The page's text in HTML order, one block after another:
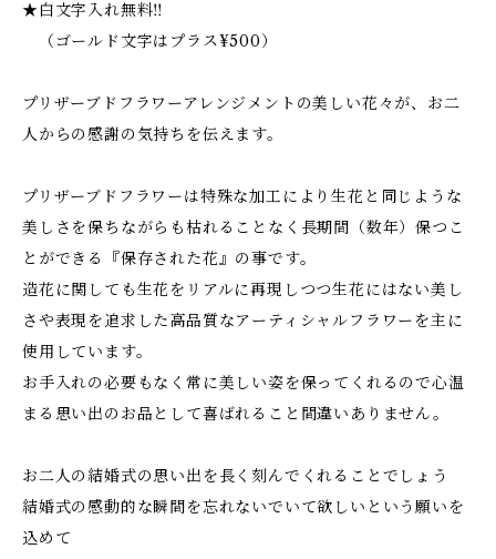
★白文字入れ無料‼︎
（ゴールド文字はプラス¥500）
プリザーブドフラワーアレンジメントの美しい花々が、お二
人からの感謝の気持ちを伝えます。
プリザーブドフラワーは特殊な加工により生花と同じような
美しさを保ちながらも枯れることなく長期間（数年）保つこ
とができる『保存された花』の事です。
造花に関しても生花をリアルに再現しつつ生花にはない美し
さや表現を追求した高品質なアーティシャルフラワーを主に
使用しています。
お手入れの必要もなく常に美しい姿を保ってくれるので心温
まる思い出のお品として喜ばれること間違いありません。
お二人の結婚式の思い出を長く刻んでくれることでしょう
結婚式の感動的な瞬間を忘れないでいて欲しいという願いを
込めて